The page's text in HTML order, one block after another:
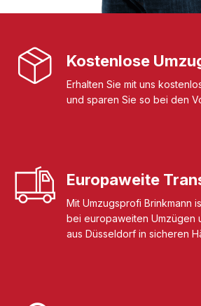
Kostenlose
Erhalten Sie mit uns
und sparen Sie so bei den
Europaweite
Mit Umzugsprofi Brinkmann
bei europaweiten Umzügen
aus Düsseldorf in sicheren